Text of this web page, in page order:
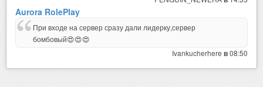
Aurora RolePlay
При входе на сервер сразу дали лидерку,сервер
бомбовый😍😍😍
Ivankucherhere в08:50